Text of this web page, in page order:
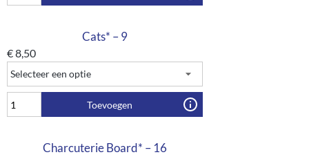
Cats* – 9
€8,50
Toevoegen
Charcuterie Board* – 16